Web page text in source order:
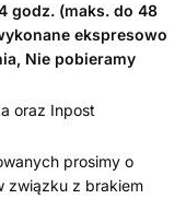
godz. (maks. do 48
ekspresowo
Nie pobieramy
oraz Inpost
prosimy o
związku z brakiem